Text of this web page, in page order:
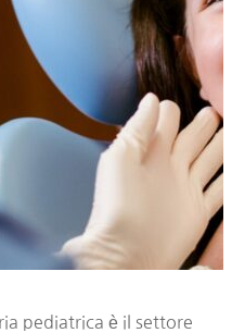
pediatrica è il settore